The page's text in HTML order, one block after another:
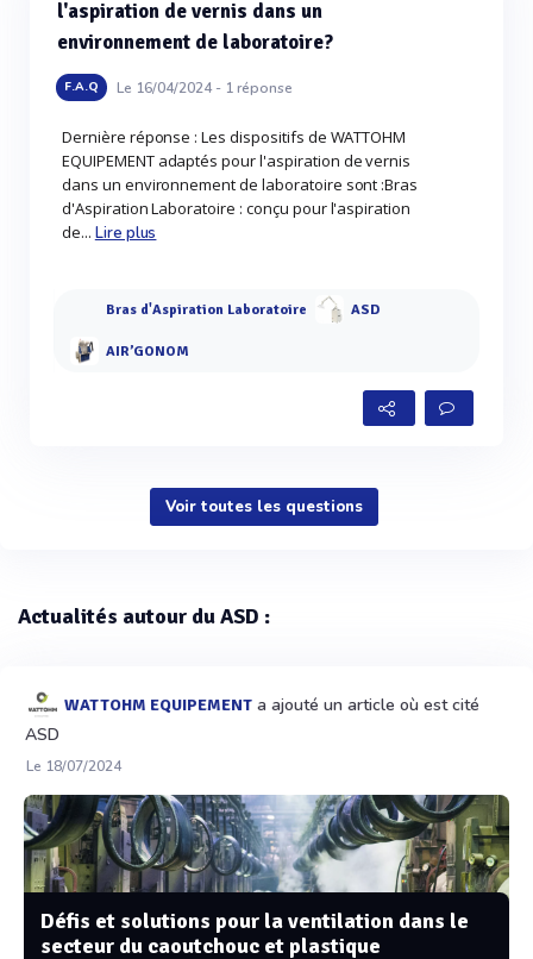
l'aspiration de vernis dans un
environnement de laboratoire?
F.A.Q Le 16/04/2024 - 1réponse
Dernière réponse : Les dispositifs de WATTOHM
EQUIPEMENT adaptés pour l'aspiration de vernis
dans un environnement de laboratoire sont :Bras
d'Aspiration Laboratoire : conçu pour l'aspiration
de... Lire plus
Bras d'Aspiration Laboratoire ASD
AIR’GONOM
Voir toutes les questions
Actualités autour du ASD :
WATTOHM EQUIPEMENT a ajouté un article où est cité
ASD
Le 18/07/2024
Défis et solutions pour la ventilation dans le
secteur du caoutchouc et plastique